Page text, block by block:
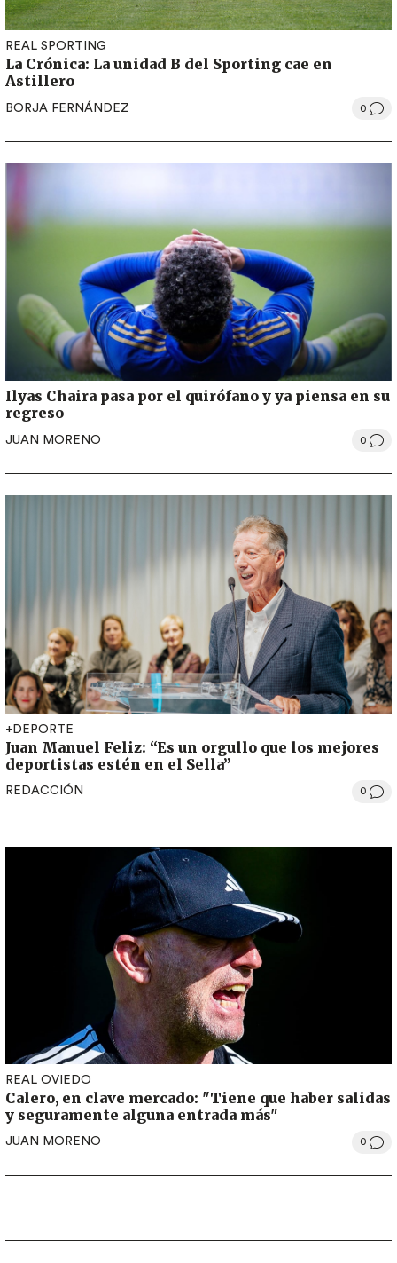
REAL SPORTING
La Crónica: La unidad B del Sporting cae en
Astillero
BORJA FERNÁNDEZ 0
Ilyas Chaira pasa por el quirófano y ya piensa en su
regreso
JUAN MORENO 0
+DEPORTE
Juan Manuel Feliz: “Es un orgullo que los mejores
deportistas estén en el Sella”
REDACCIÓN 0
REAL OVIEDO
Calero, en clave mercado: "Tiene que haber salidas
y seguramente alguna entrada más"
JUAN MORENO 0